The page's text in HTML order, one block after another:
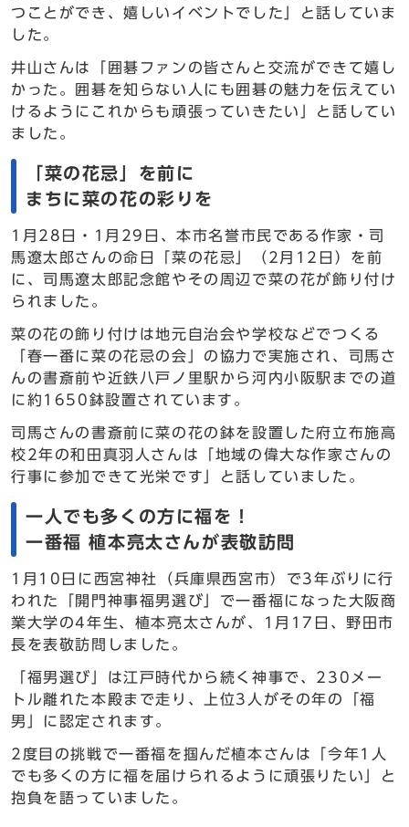
つことができ、嬉しいイベントでした」と話していま
した。
井山さんは「囲碁ファンの皆さんと交流ができて嬉し
かった。囲碁を知らない人にも囲碁の魅力を伝えてい
けるようにこれからも頑張っていきたい」と話してい
ました。
「菜の花忌」を前に
まちに菜の花の彩りを
1月28日・1月29日、本市名誉市民である作家・司
馬遼太郎さんの命日「菜の花忌」（2月12日）を前
に、司馬遼太郎記念館やその周辺で菜の花が飾り付け
られました。
菜の花の飾り付けは地元自治会や学校などでつくる
「春一番に菜の花忌の会」の協力で実施され、司馬さ
んの書斎前や近鉄八戸ノ里駅から河内小阪駅までの道
に約1650鉢設置されています。
司馬さんの書斎前に菜の花の鉢を設置した府立布施高
校2年の和田真羽人さんは「地域の偉大な作家さんの
行事に参加できて光栄です」と話していました。
一人でも多くの方に福を！
一番福 植本亮太さんが表敬訪問
1月10日に西宮神社（兵庫県西宮市）で3年ぶりに行
われた「開門神事福男選び」で一番福になった大阪商
業大学の4年生、植本亮太さんが、1月17日、野田市
長を表敬訪問しました。
「福男選び」は江戸時代から続く神事で、230メー
トル離れた本殿まで走り、上位3人がその年の「福
男」に認定されます。
2度目の挑戦で一番福を掴んだ植本さんは「今年1人
でも多くの方に福を届けられるように頑張りたい」と
抱負を語っていました。